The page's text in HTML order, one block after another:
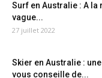
Surf en Australie : A la
vague...
27 juillet 2022
Skier en Australie :
vous conseille de...